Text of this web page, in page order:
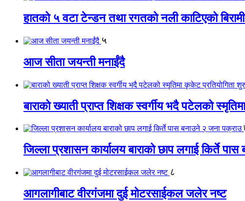
हातको ५ वटा टेन्डन तथा रगतको नली काटिएको
५
आज सीता जयन्ती मनाईंदै
बाराको ख्याती प्राप्त शिक्षक स्वर्गीय भदै पटेलको
जिल्ला प्रशासन कार्यालय बाराको छाप लगाई किर्ते
८
आगलागीबाट वीरगंजमा दुई मोटरसाईकल जलेर नष्ट